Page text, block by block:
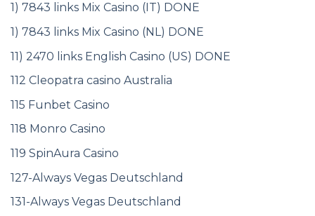
1) 7843 links Mix Casino (IT) DONE
1) 7843 links Mix Casino (NL) DONE
11) 2470 links English Casino (US) DONE
112 Cleopatra casino Australia
115 Funbet Casino
118 Monro Casino
119 SpinAura Casino
127-Always Vegas Deutschland
131-Always Vegas Deutschland